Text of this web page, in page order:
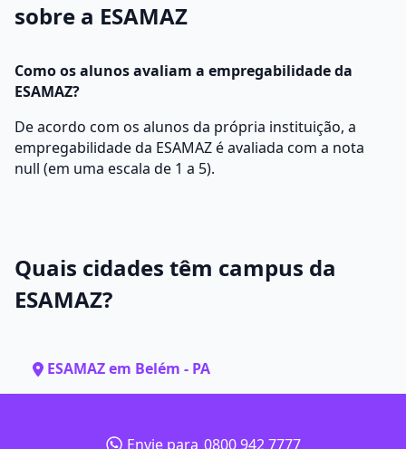
sobre a ESAMAZ
Como os alunos avaliam a empregabilidade da
ESAMAZ?
De acordo com os alunos da própria instituição, a
empregabilidade da ESAMAZ é avaliada com a nota
null (em uma escala de 1 a 5).
Quais cidades têm campus da
ESAMAZ?
ESAMAZ em Belém - PA
Envie para 0800 942 7777